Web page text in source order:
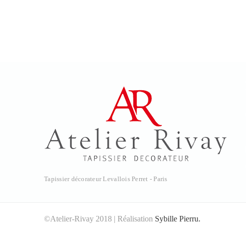
Tapissier décorateur Levallois Perret - Paris
©Atelier-Rivay 2018 | Réalisation Sybille Pierru.